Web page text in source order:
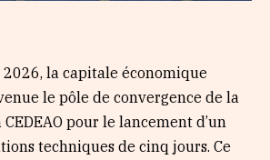
la capitale économique
le pôle de convergence de la
pour le lancement d’un
techniques de cinq jours. Ce